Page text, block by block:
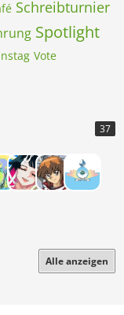
Schreibturnier
Spotlight
Vote
37
Alle anzeigen